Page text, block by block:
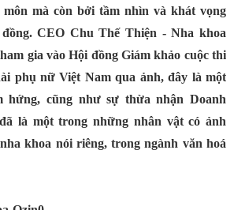
mà còn bởi tầm nhìn và khát vọng
đồng. CEO Chu Thế Thiện - Nha khoa
gia vào Hội đồng Giám khảo cuộc thi
phụ nữ Việt Nam qua ảnh, đây là một
hứng, cũng như sự thừa nhận Doanh
là một trong những nhân vật có ảnh
khoa nói riêng, trong ngành văn hoá